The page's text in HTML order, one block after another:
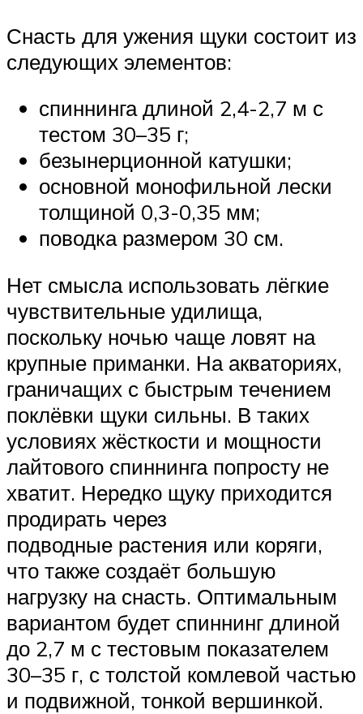
Снасть для ужения щуки состоит из
следующих элементов:
спиннинга длиной 2,4-2,7 м с
тестом 30–35 г;
безынерционной катушки;
основной монофильной лески
толщиной 0,3-0,35 мм;
поводка размером 30 см.
Нет смысла использовать лёгкие
чувствительные удилища,
поскольку ночью чаще ловят на
крупные приманки. На акваториях,
граничащих с быстрым течением
поклёвки щуки сильны. В таких
условиях жёсткости и мощности
лайтового спиннинга попросту не
хватит. Нередко щуку приходится
продирать через
подводные растения или коряги,
что также создаёт большую
нагрузку на снасть. Оптимальным
вариантом будет спиннинг длиной
до 2,7 м с тестовым показателем
30–35 г, с толстой комлевой частью
и подвижной, тонкой вершинкой.